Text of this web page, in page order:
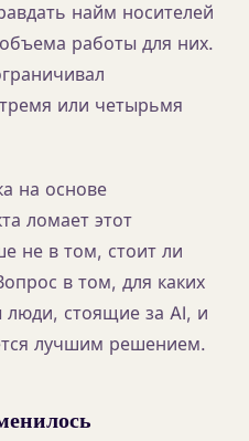
найм носителей
работы для них.
или четырьмя
на основе
ломает этот
не в том, стоит ли
в том, для каких
люди, стоящие за AI, и
лучшим решением.